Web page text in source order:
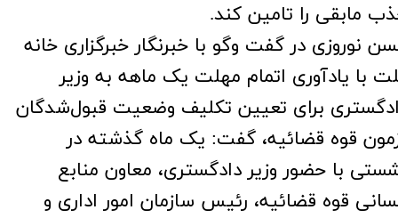
مابقی را تامین کند.
نوروزی در گفت وگو با خبرنگار خبرگزاری خانه
با یادآوری اتمام مهلت یک ماهه به وزیر
برای تعیین تکلیف وضعیت قبول‌شدگان
قوه قضائیه، گفت: یک ماه گذشته در
با حضور وزیر دادگستری، معاون منابع
قوه قضائیه، رئیس سازمان امور اداری و